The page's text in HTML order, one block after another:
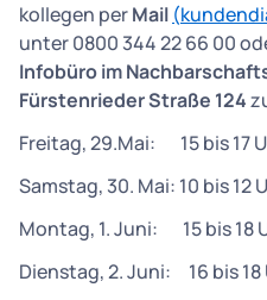
kollegen perMail (
unter 0800 344 22 66 00
Infobüro im
Fürstenrieder Straße 124
Freitag, 29.Mai: 15 bis 17
Samstag, 30. Mai: 10 bis 12
Montag, 1. Juni: 15 bis 18
Dienstag, 2. Juni: 16 bis 18